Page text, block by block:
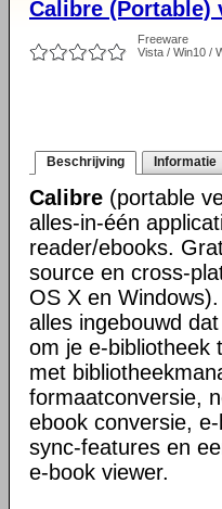
Calibre (Portable)
Freeware
Vista / Win10 /
Beschrijving Informatie
Calibre (portable
alles-in-één
reader/ebooks.
source en cross-
OS X en
alles ingebouwd
om je e-bibliotheek
met
formaatconversie,
ebook conversie,
sync-features en
e-book viewer.